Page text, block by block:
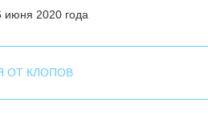
июня 2020 года
ОТ КЛОПОВ